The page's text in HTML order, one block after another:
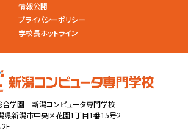
情報公開
プライバシーポリシー
学校長ホットライン
合学園 新潟コンピュータ専門学校
県新潟市中央区花園1丁目1番15号2
2F